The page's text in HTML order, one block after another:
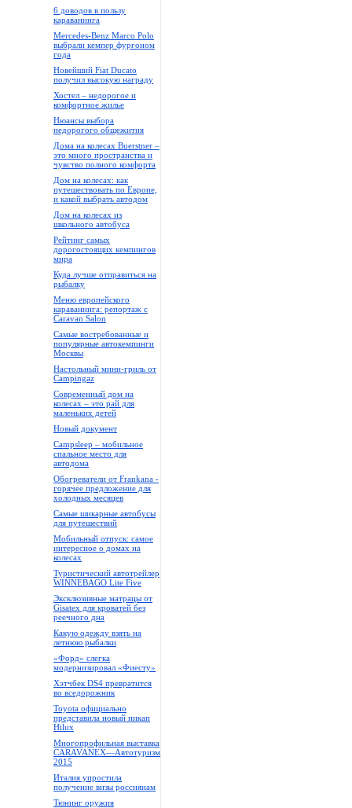
6 доводов в пользу
караванинга
Mercedes-Benz Marco Polo
выбрали кемпер фургоном
года
Новейший Fiat Ducato
получил высокую награду
Хостел – недорогое и
комфортное жилье
Нюансы выбора
недорогого общежития
Дома на колесах Buerstner –
это много пространства и
чувство полного комфорта
Дом на колесах: как
путешествовать по Европе,
и какой выбрать автодом
Дом на колесах из
школьного автобуса
Рейтинг самых
дорогостоящих кемпингов
мира
Куда лучше отправиться на
рыбалку
Меню европейского
караванинга: репортаж с
Caravan Salon
Самые востребованные и
популярные автокемпинги
Москвы
Настольный мини-гриль от
Campingaz
Современный дом на
колесах – это рай для
маленьких детей
Новый документ
Campsleep – мобильное
спальное место для
автодома
Обогреватели от Frankana -
горячее предложение для
холодных месяцев
Самые шикарные автобусы
для путешествий
Мобильный отпуск: самое
интересное о домах на
колесах
Туристический автотрейлер
WINNEBAGO Lite Five
Эксклюзивные матрацы от
Gisatex для кроватей без
реечного дна
Какую одежду взять на
летнюю рыбалки
«Форд» слегка
модернизировал «Фиесту»
Хэтчбек DS4 превратится
во вседорожник
Toyota официально
представила новый пикап
Hilux
Многопрофильная выставка
CARAVANEX—Автотуризм
2015
Италия упростила
получение визы россиянам
Тюнинг оружия